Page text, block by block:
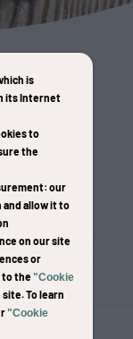
de l’ail
quelles
c’est
pour leur
l’ail pour
is
its Internet
to
the
: our
and allow it to
on our site
or
to the "Cookie
To learn
"Cookie